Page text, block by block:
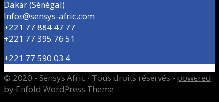
Dakar (Sénégal)
Infos@sensys-afric.com
+221 77 884 47 77
+221 77 395 76 51
+221 77 590 03 4
© 2020 - Sensys Afric - Tous droits réservés - powered
by Enfold WordPress Theme